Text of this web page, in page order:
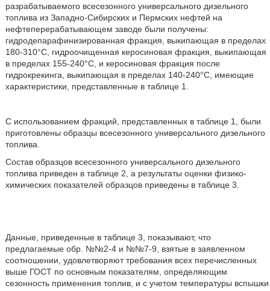
разрабатываемого всесезонного универсального дизельного
топлива из Западно-Сибирских и Пермских нефтей на
нефтеперерабатывающем заводе были получены:
гидродепарафинизированная фракция, выкипающая в пределах
180-310°C, гидроочищенная керосиновая фракция, выкипающая
в пределах 155-240°C, и керосиновая фракция после
гидрокрекинга, выкипающая в пределах 140-240°C, имеющие
характеристики, представленные в таблице 1.
С использованием фракций, представленных в таблице 1, были
приготовлены образцы всесезонного универсального дизельного
топлива.
Состав образцов всесезонного универсального дизельного
топлива приведен в таблице 2, а результаты оценки физико-
химических показателей образцов приведены в таблице 3.
Данные, приведенные в таблице 3, показывают, что
предлагаемые обр. №№2-4 и №№7-9, взятые в заявленном
соотношении, удовлетворяют требования всех перечисленных
выше ГОСТ по основным показателям, определяющим
сезонность применения топлив, и с учетом температуры вспышки